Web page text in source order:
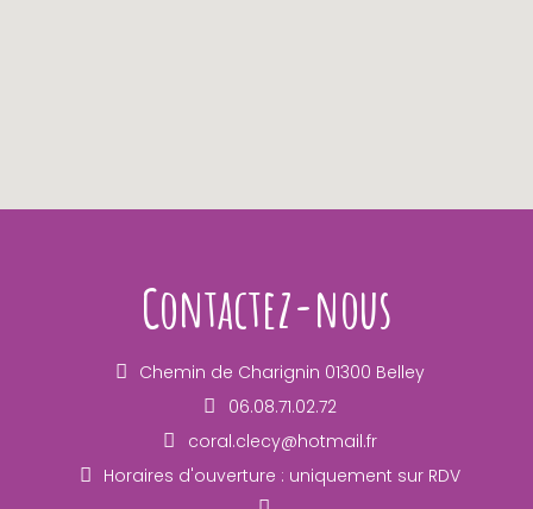
Contactez-nous
Chemin de Charignin 01300 Belley
06.08.71.02.72
coral.clecy@hotmail.fr
Horaires d'ouverture : uniquement sur RDV